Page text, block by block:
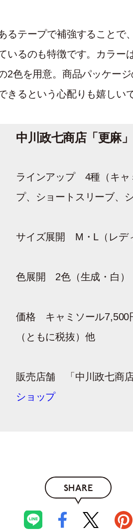
るテープで補強することで
いるのも特徴です。カラー
2色を用意。商品パッケー
きるという心配りも嬉しい
中川政七商店「更麻」
ラインアップ 4種（キャ
プ、ショートスリーブ、シ
サイズ展開 M・L（レデ
色展開 2色（生成・白）
価格 キャミソール7,500
（ともに税抜）他
販売店舗 「中川政七商店
ショップ
SHARE